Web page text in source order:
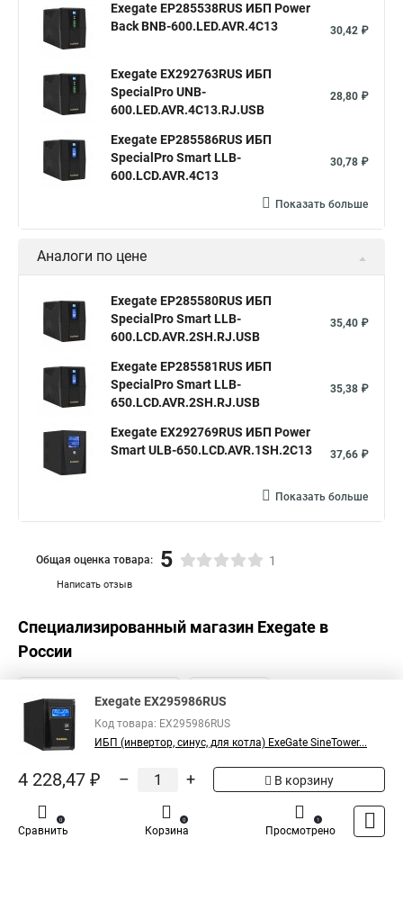
Exegate EP285538RUS ИБП Power
Back BNB-600.LED.AVR.4C13
30,42 ₽
Exegate EX292763RUS ИБП
SpecialPro UNB-
600.LED.AVR.4C13.RJ.USB
28,80 ₽
Exegate EP285586RUS ИБП
SpecialPro Smart LLB-
600.LCD.AVR.4C13
30,78 ₽
Показать больше
Аналоги по цене
Exegate EP285580RUS ИБП
SpecialPro Smart LLB-
600.LCD.AVR.2SH.RJ.USB
35,40 ₽
Exegate EP285581RUS ИБП
SpecialPro Smart LLB-
650.LCD.AVR.2SH.RJ.USB
35,38 ₽
Exegate EX292769RUS ИБП Power
Smart ULB-650.LCD.AVR.1SH.2C13
37,66 ₽
Показать больше
Написать отзыв
Общая оценка товара: 5 1
Специализированный магазин Exegate в
России
Exegate EX295986RUS
Код товара: EX295986RUS
ИБП (инвертор, синус, для котла) ExeGate SineTower...
4 228,47 ₽ – + В корзину
Сравнить
0
Корзина
0
Просмотрено
1